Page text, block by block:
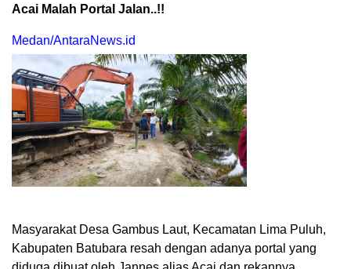
Acai Malah Portal Jalan..!!
Medan/AntaraNews.id
Masyarakat Desa Gambus Laut, Kecamatan Lima Puluh,
Kabupaten Batubara resah dengan adanya portal yang